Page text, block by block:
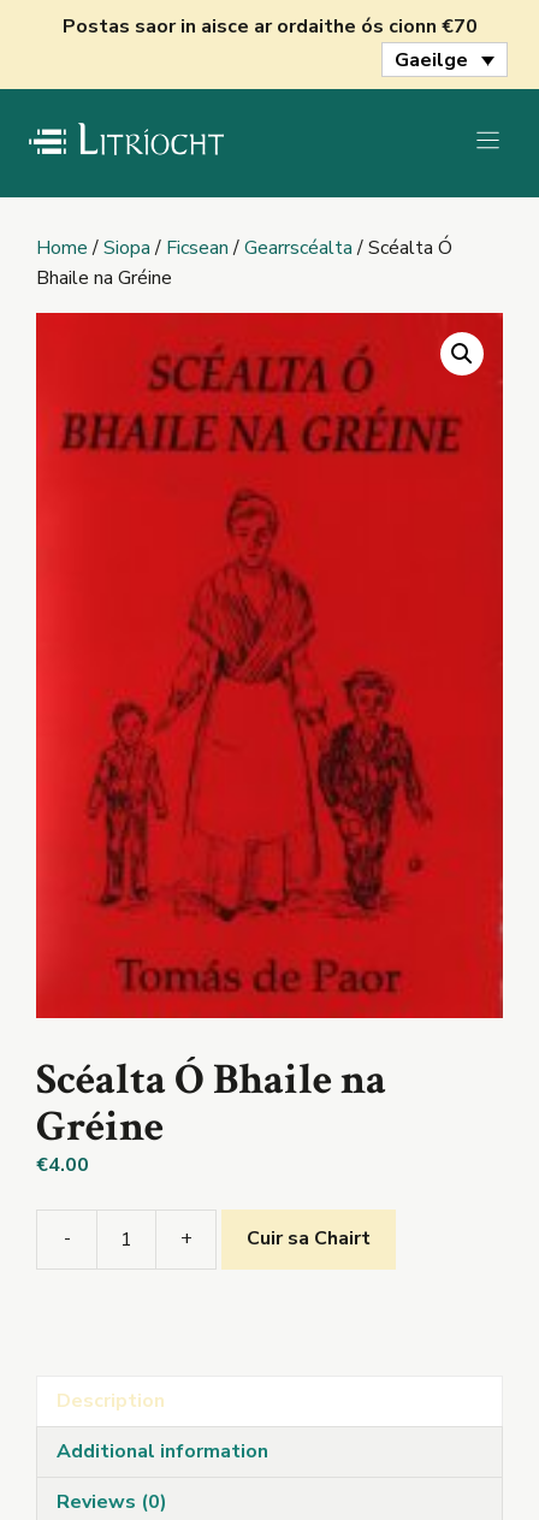
Postas saor in aisce ar ordaithe ós cionn €70
Gaeilge
Home/Siopa/ Ficsean/Gearrscéalta/ Scéalta Ó
Bhaile na Gréine
Scéalta Ó Bhaile na
Gréine
€4.00
-
Scéalta
+ Cuir sa Chairt
Description
Additional information
Reviews (0)